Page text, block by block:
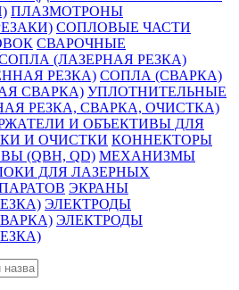
ПЛАЗМОТРОНЫ
СОПЛОВЫЕ ЧАСТИ
СВАРОЧНЫЕ
(ЛАЗЕРНАЯ РЕЗКА)
РЕЗКА) СОПЛА (СВАРКА)
СВАРКА) УПЛОТНИТЕЛЬНЫЕ
РЕЗКА, СВАРКА, ОЧИСТКА)
И ОБЪЕКТИВЫ ДЛЯ
И ОЧИСТКИ КОННЕКТОРЫ
(QBH, QD) МЕХАНИЗМЫ
ДЛЯ ЛАЗЕРНЫХ
ЭКРАНЫ
ЭЛЕКТРОДЫ
ЭЛЕКТРОДЫ